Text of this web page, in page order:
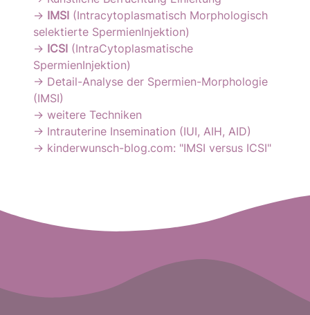
→ IMSI (Intracytoplasmatisch Morphologisch
selektierte SpermienInjektion)
→ ICSI (IntraCytoplasmatische
SpermienInjektion)
→ Detail-Analyse der Spermien-Morphologie
(IMSI)
→ weitere Techniken
→ Intrauterine Insemination (IUI, AIH, AID)
→ kinderwunsch-blog.com: "IMSI versus ICSI"